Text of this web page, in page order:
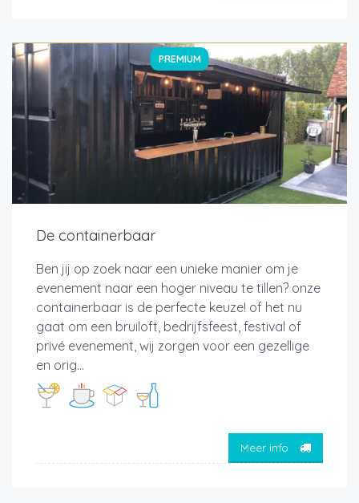
PREMIUM
De containerbaar
Ben jij op zoek naar een unieke manier om je
evenement naar een hoger niveau te tillen? onze
containerbaar is de perfecte keuze! of het nu
gaat om een bruiloft, bedrijfsfeest, festival of
privé evenement, wij zorgen voor een gezellige
en orig...
Meer info